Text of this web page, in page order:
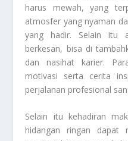
harus mewah, yang
atmosfer yang nyaman
yang hadir. Selain itu
berkesan, bisa di
dan nasihat karier.
motivasi serta cerita
perjalanan profesional
Selain itu kehadiran
hidangan ringan dapat